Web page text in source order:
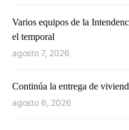
Varios equipos de la
el temporal
agosto 7, 2026
Continúa la entrega de
agosto 6, 2026